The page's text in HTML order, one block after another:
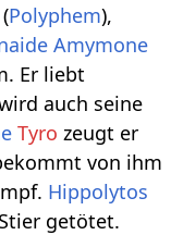
(Polyphem),
Amymone
Er liebt
auch seine
Tyro zeugt er
von ihm
Hippolytos
getötet.